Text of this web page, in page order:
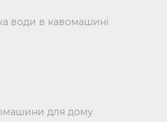
води в кавомашині
для дому